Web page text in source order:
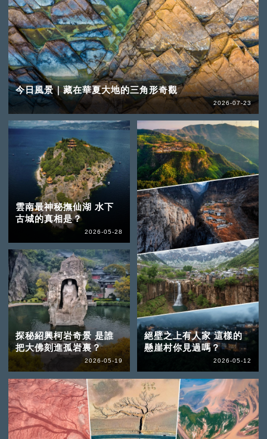
今日風景｜藏在華夏大地的三角形奇觀
2026-07-23
雲南最神秘撫仙湖 水下
古城的真相是？
2026-05-28
探秘紹興柯岩奇景 是誰
把大佛刻進孤岩裏？
2026-05-19
絕壁之上有人家 這樣的
懸崖村你見過嗎？
2026-05-12